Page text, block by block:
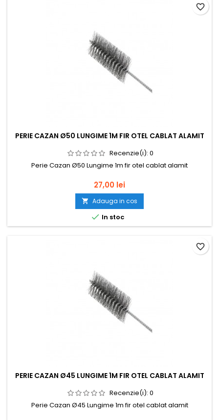
PERIE CAZAN Ø50 LUNGIME 1M FIR OTEL CABLAT ALAMIT
Recenzie(i): 0
Perie Cazan Ø50 Lungime 1m fir otel cablat alamit
Pret
27,00 lei
 Adauga in cos
 In stoc
favorite_border
PERIE CAZAN Ø45 LUNGIME 1M FIR OTEL CABLAT ALAMIT
Recenzie(i): 0
Perie Cazan Ø45 Lungime 1m fir otel cablat alamit
favorite_border